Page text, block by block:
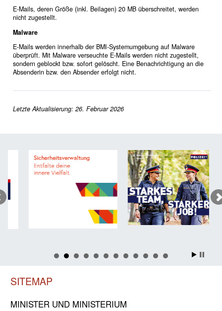
E-Mails, deren Größe (inkl. Beilagen) 20 MB überschreitet, werden
nicht zugestellt.
Malware
E-Mails werden innerhalb der BMI-Systemumgebung auf Malware
überprüft. Mit Malware verseuchte E-Mails werden nicht zugestellt,
sondern geblockt bzw. sofort gelöscht. Eine Benachrichtigung an die
Absenderin bzw. den Absender erfolgt nicht.
Letzte Aktualisierung: 26. Februar 2026
SITEMAP
MINISTER UND MINIST­ERIUM